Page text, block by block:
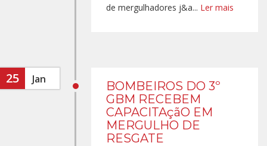
de mergulhadores j&a... Ler mais
25 Jan
BOMBEIROS DO 3º
GBM RECEBEM
CAPACITAçãO EM
MERGULHO DE
RESGATE